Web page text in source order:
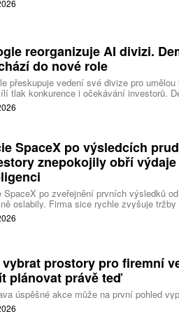
reorganizuje AI divizi.
do nové role
přeskupuje vedení své divize pro umělou
tlak konkurence i očekávání investorů.
každodenní řízení DeepMind a zaměří
inteligence i její dopad na společnost.
SpaceX po výsledcích
znepokojily obří
SpaceX po zveřejnění prvních výsledků
oslabily. Firma sice rychle zvyšuje
inteligence se vracejí mnohem rychleji
zda je tempo rekordních výdajů
prostory pro firemní
plánovat právě teď
úspěšné akce může na první pohled